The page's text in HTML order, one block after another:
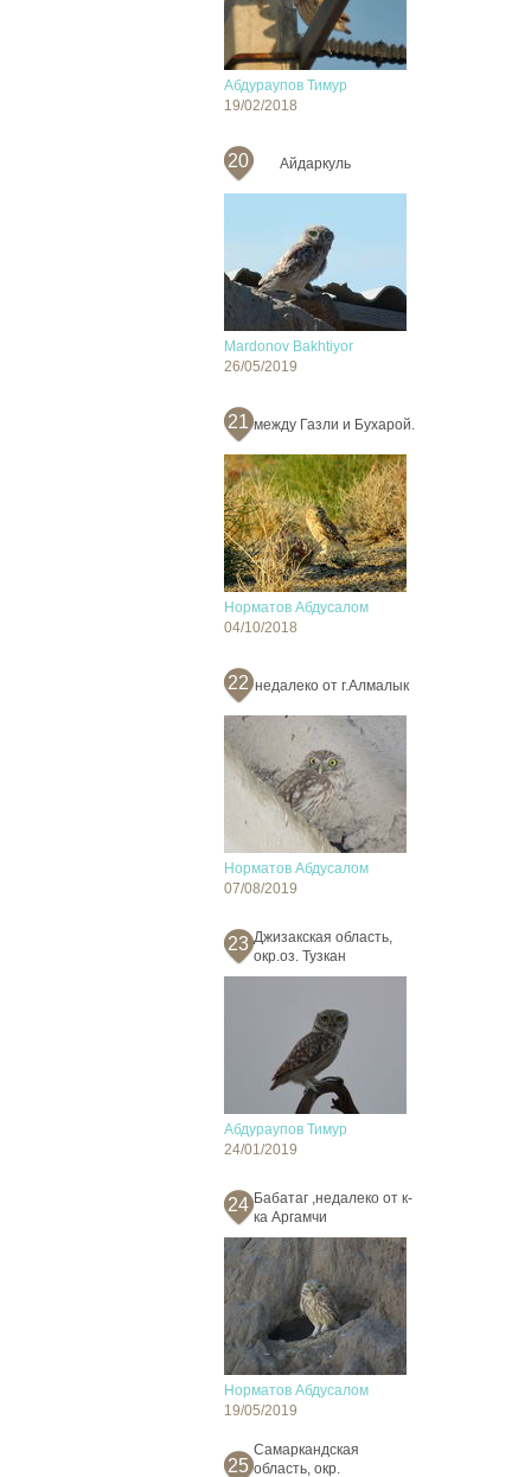
Абдураупов Тимур
19/02/2018
20 Айдаркуль
Mardonov Bakhtiyor
26/05/2019
21 между Газли и Бухарой.
Норматов Абдусалом
04/10/2018
22 недалеко от г.Алмалык
Норматов Абдусалом
07/08/2019
23 Джизакская область,
окр.оз. Тузкан
Абдураупов Тимур
24/01/2019
24 Бабатаг ,недалеко от к-
ка Аргамчи
Норматов Абдусалом
19/05/2019
25
Самаркандская
область, окр.